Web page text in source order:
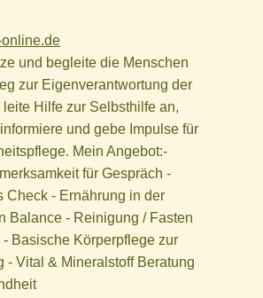
und begleite die Menschen
zur Eigenverantwortung der
Hilfe zur Selbsthilfe an,
und gebe Impulse für
Mein Angebot:​ -
für Gespräch -
Check - Ernährung in der
Balance - Reinigung / Fasten
- Basische Körperpflege zur
- Vital & Mineralstoff Beratung